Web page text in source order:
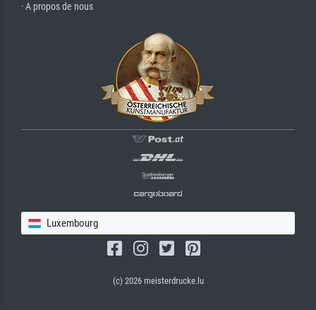
· A propos de nous
Luxembourg
(c) 2026 meisterdrucke.lu